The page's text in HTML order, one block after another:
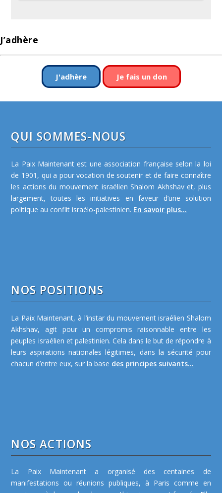
J’adhère
J'adhère Je fais un don
QUI SOMMES-NOUS
La Paix Maintenant est une association française selon la loi
de 1901, qui a pour vocation de soutenir et de faire connaître
les actions du mouvement israélien Shalom Akhshav et, plus
largement, toutes les initiatives en faveur d’une solution
politique au conflit israélo-palestinien. En savoir plus...
NOS POSITIONS
La Paix Maintenant, à l’instar du mouvement israélien Shalom
Akhshav, agit pour un compromis raisonnable entre les
peuples israélien et palestinien. Cela dans le but de répondre à
leurs aspirations nationales légitimes, dans la sécurité pour
chacun d’entre eux, sur la base des principes suivants...
NOS ACTIONS
La Paix Maintenant a organisé des centaines de
manifestations ou réunions publiques, à Paris comme en